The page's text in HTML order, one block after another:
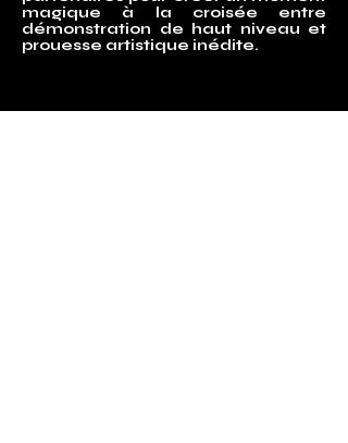
magique à la croisée entre
démonstration de haut niveau et
prouesse artistique inédite.